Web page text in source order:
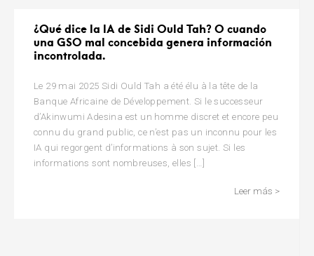
¿Qué dice la IA de Sidi Ould Tah? O cuando
una GSO mal concebida genera información
incontrolada.
Le 29 mai 2025 Sidi Ould Tah a été élu à la tête de la
Banque Africaine de Développement. Si le successeur
d’Akinwumi Adesina est un homme discret et encore peu
connu du grand public, ce n’est pas un inconnu pour les
IA qui regorgent d’informations à son sujet. Si les
informations sont nombreuses, elles […]
Leer más >